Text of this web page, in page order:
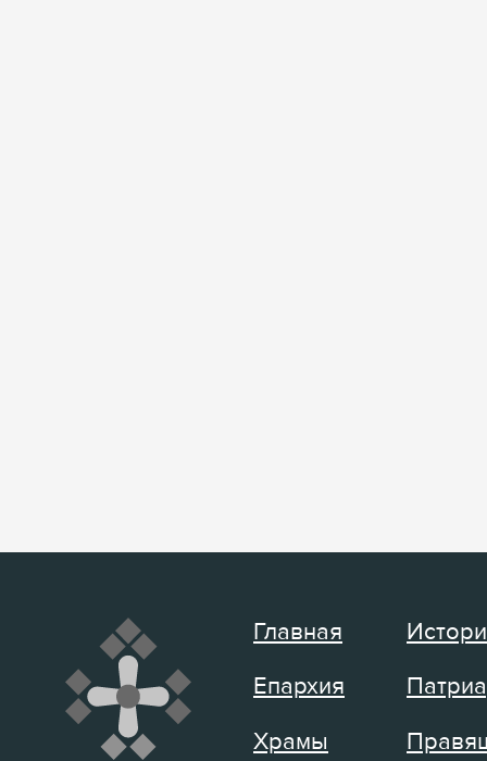
Главная
Епархия
Храмы